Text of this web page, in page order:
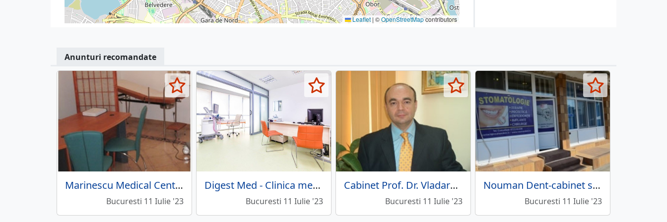
Leaflet | ©OpenStreetMapcontributors
Anunturi recomandate
Marinescu Medical Center
Bucuresti 11 Iulie '23
Digest Med - Clinica medicala
Bucuresti 11 Iulie '23
Cabinet Prof. Dr. Vladareanu Radu
Bucuresti 11 Iulie '23
Nouman Dent-cabinet stomatologic
Bucuresti 11 Iulie '23